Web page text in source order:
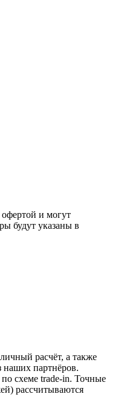
и могут
будут указаны в
расчёт, а также
наших партнёров.
схеме trade-in. Точные
рассчитываются